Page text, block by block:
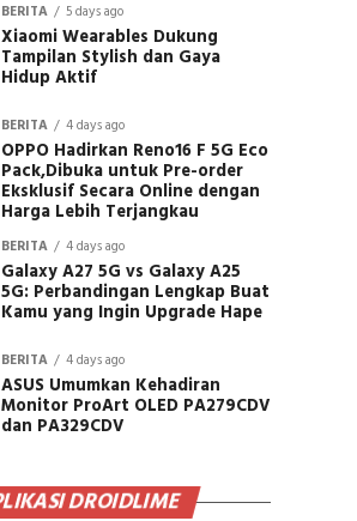
BERITA 5 days ago
Xiaomi Wearables Dukung
Tampilan Stylish dan Gaya
Hidup Aktif
BERITA 4 days ago
OPPO Hadirkan Reno16 F 5G Eco
Pack,Dibuka untuk Pre-order
Eksklusif Secara Online dengan
Harga Lebih Terjangkau
BERITA 4 days ago
Galaxy A27 5G vs Galaxy A25
5G: Perbandingan Lengkap Buat
Kamu yang Ingin Upgrade Hape
BERITA 4 days ago
ASUS Umumkan Kehadiran
Monitor ProArt OLED PA279CDV
dan PA329CDV
DROIDLIME